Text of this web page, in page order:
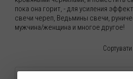
пока она горит, - для усиления
свечи череп, Ведьмины свечи,
мужчина/женщина и многое другое!